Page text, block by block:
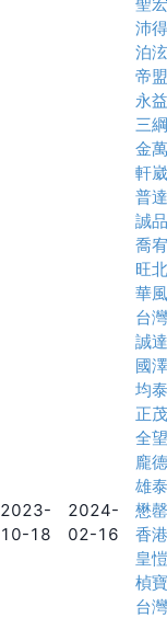
2023-
10-18
2024-
02-16
沛
泊
帝
永
三
金
軒
普
誠
喬
旺
華
台
誠
國
均
正
全
龐
雄
懋
香
皇
楨
台